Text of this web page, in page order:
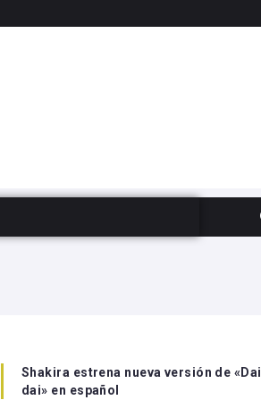
Shakira estrena nueva versión de «Dai
dai» en español